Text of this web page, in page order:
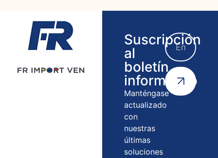
Suscripción
al
boletín
informativo
Manténgase
actualizado
con
nuestras
últimas
soluciones